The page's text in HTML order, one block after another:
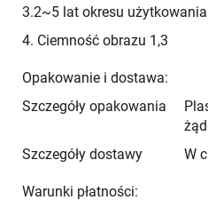
3.2~5 lat okresu
4. Ciemność obrazu 1,3
Opakowanie i dostawa:
Szczegóły opakowania
Szczegóły dostawy
W
Warunki płatności: